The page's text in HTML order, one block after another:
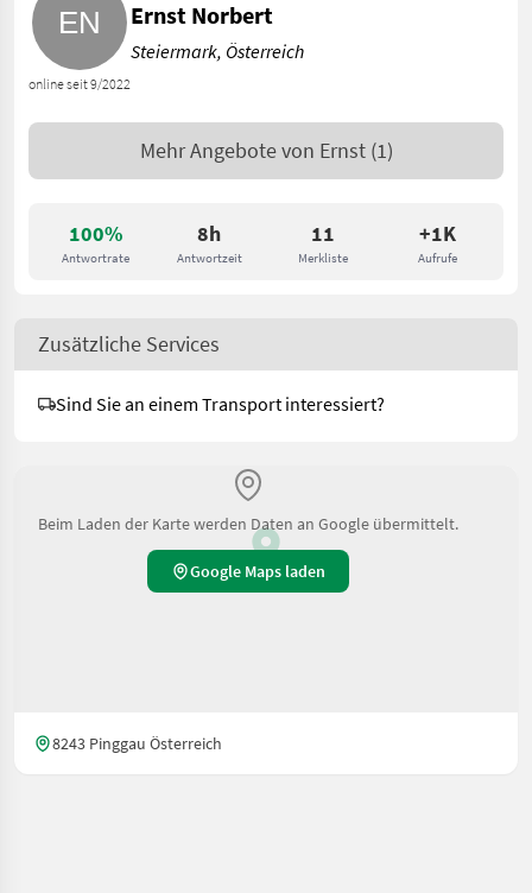
100%
Antwortrate
8h
Antwortzeit
11
Merkliste
+1K
Aufrufe
online seit 9/2022
Ernst Norbert
Steiermark, Österreich
Mehr Angebote von Ernst (1)
Zusätzliche Services
Sind Sie an einem Transport interessiert?
Beim Laden der Karte werden Daten an Google übermittelt.
Google Maps laden
8243 Pinggau Österreich